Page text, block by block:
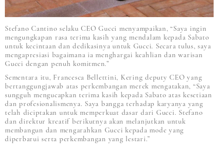
Stefano Cantino selaku CEO Gucci menyampaikan, “Saya ingin
mengungkapan rasa terima kasih yang mendalam kepada Sabato
untuk kecintaan dan dedikasinya untuk Gucci. Secara tulus, saya
mengapresiasi bagaimana ia menghargai keahlian dan warisan
Gucci dengan penuh komitmen.”
Sementara itu, Francesca Bellettini, Kering deputy CEO yang
bertanggungjawab atas perkembangan merek mengatakan, “Saya
sungguh mengucapkan terima kasih kepada Sabato atas kesetiaan
dan profesionalismenya. Saya bangga terhadap karyanya yang
telah diciptakan untuk memperkuat dasar dari Gucci. Stefano
dan direktur kreatif berikutnya akan melanjutkan untuk
membangun dan mengarahkan Gucci kepada mode yang
diperbarui serta perkembangan yang lestari.”